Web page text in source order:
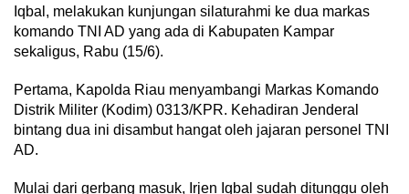
Iqbal, melakukan kunjungan silaturahmi ke dua markas
komando TNI AD yang ada di Kabupaten Kampar
sekaligus, Rabu (15/6).
Pertama, Kapolda Riau menyambangi Markas Komando
Distrik Militer (Kodim) 0313/KPR. Kehadiran Jenderal
bintang dua ini disambut hangat oleh jajaran personel TNI
AD.
Mulai dari gerbang masuk, Irjen Iqbal sudah ditunggu oleh